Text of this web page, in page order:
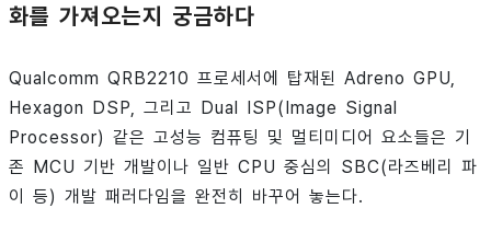
화를 가져오는지 궁금하다
Qualcomm QRB2210 프로세서에 탑재된 Adreno GPU,
Hexagon DSP, 그리고 Dual ISP(Image Signal
Processor) 같은 고성능 컴퓨팅 및 멀티미디어 요소들은 기
존 MCU 기반 개발이나 일반 CPU 중심의 SBC(라즈베리 파
이 등) 개발 패러다임을 완전히 바꾸어 놓는다.